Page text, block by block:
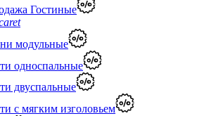
Гостиные
модульные
односпальные
двуспальные
с мягким изголовьем